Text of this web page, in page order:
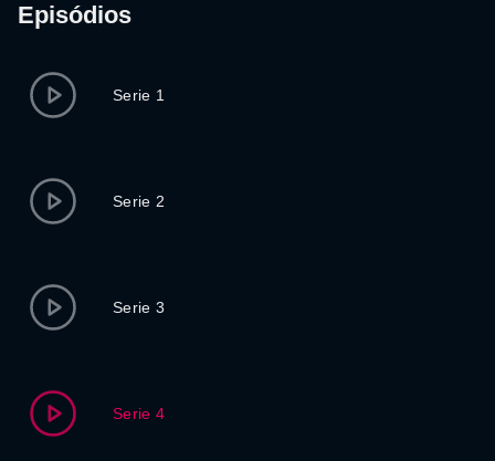
Episódios
Serie 1
Serie 2
Serie 3
Serie 4